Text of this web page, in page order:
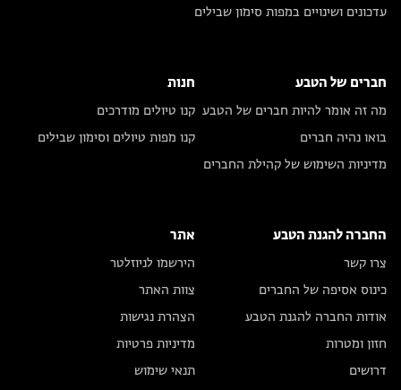
עדכונים ושינויים במפות סימון שבילים
חברים של הטבע
מה זה אומר להיות חברים של הטבע
בואו נהיה חברים
מדיניות השימוש של קהילת החברים
חנות
קנו טיולים מודרכים
קנו מפות טיולים וסימון שבילים
החברה להגנת הטבע
צרו קשר
כינוס אסיפה של החברים
אודות החברה להגנת הטבע
חזון ומטרות
דרושים
אתר
הירשמו לניוזלטר
צוות האתר
הצהרת נגישות
מדיניות פרטיות
תנאי שימוש